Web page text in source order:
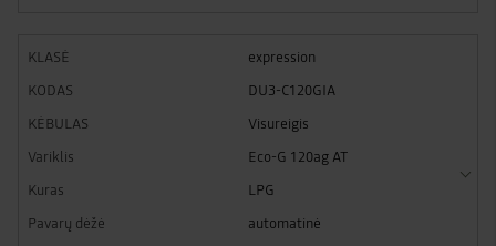
expression
DU3-C120GIA
Visureigis
Eco-G 120ag AT
LPG
automatinė